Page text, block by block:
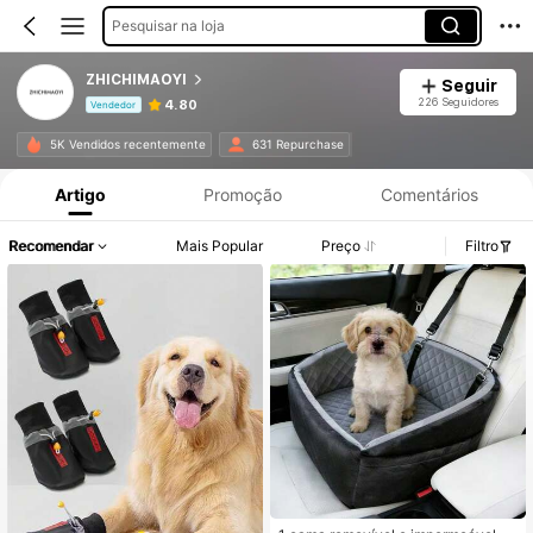
Pesquisar na loja
ZHICHIMAOYI
Vendedor 4.80
Seguir
226 Seguidores
5K Vendidos recentemente 631 Repurchase
Informações do Produto: Divulgação de Preço, Vendas e Detalhes de Stock.
Artigo Promoção Comentários
Recomendar Mais Popular Preço Filtro